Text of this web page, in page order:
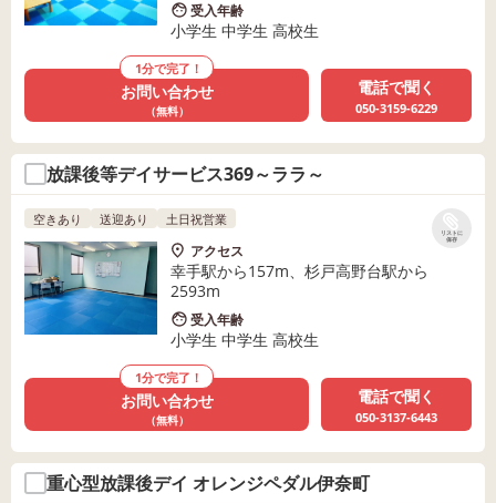
受入年齢
小学生 中学生 高校生
1分で完了！
お問い合わせ
（無料）
電話で聞く
050-3159-6229
放課後等デイサービス369～ララ～
リストに
保存
空きあり 送迎あり 土日祝営業
アクセス
幸手駅から157m、杉戸高野台駅から
2593m
受入年齢
小学生 中学生 高校生
1分で完了！
お問い合わせ
（無料）
電話で聞く
050-3137-6443
重心型放課後デイ オレンジペダル伊奈町